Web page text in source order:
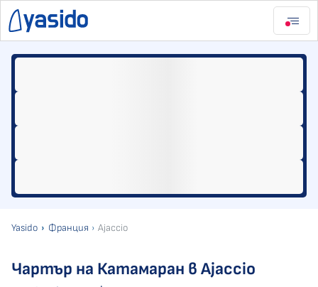
Yasido Франция Ajaccio
Чартър на Катамаран в Ajaccio